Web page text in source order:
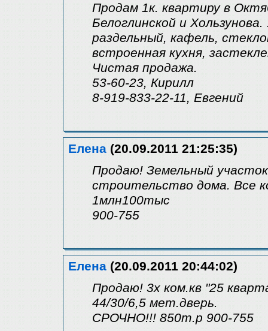
Продам 1к. квартиру в
Белоглинской и
раздельный, кафель,
встроенная кухня,
Чистая продажа.
53-60-23, Кирилл
8-919-833-22-11, Евгений
Елена (20.09.2011 21:25:35)
Продаю! Земельный
строительство дома. Все
1млн100тыс
900-755
Елена (20.09.2011 20:44:02)
Продаю! 3х ком.кв "25
44/30/6,5 мет.дверь.
СРОЧНО!!! 850т.р 900-755